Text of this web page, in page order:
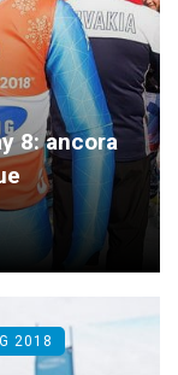
8: ancora
2018